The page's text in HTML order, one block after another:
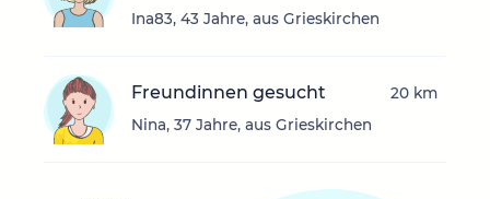
Ina83, 43 Jahre, aus Grieskirchen
Freundinnen gesucht
Nina, 37 Jahre, aus Grieskirchen
20 km